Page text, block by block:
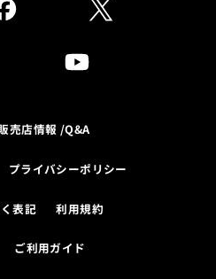
売店情報 /Q&A
プライバシーポリシー
表記 利用規約
ご利用ガイド